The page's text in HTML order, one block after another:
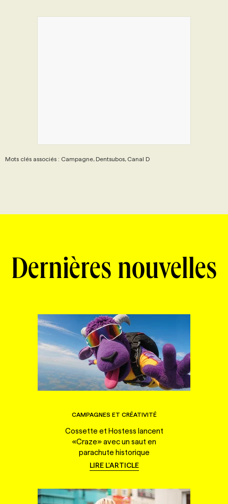
Mots clés associés : Campagne, Dentsubos, Canal D
Dernières nouvelles
CAMPAGNES ET CRÉATIVITÉ
Cossette et Hostess lancent
«Craze» avec un saut en
parachute historique
LIRE L'ARTICLE